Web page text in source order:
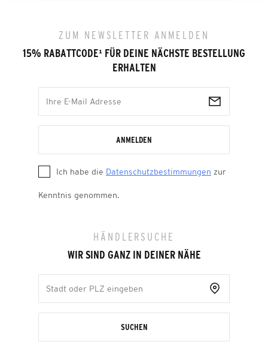
ZUM NEWSLETTER ANMELDEN
15% RABATTCODE¹ FÜR DEINE NÄCHSTE BESTELLUNG
ERHALTEN
ANMELDEN
Ich habe die Datenschutzbestimmungen zur
Kenntnis genommen.
HÄNDLERSUCHE
WIR SIND GANZ IN DEINER NÄHE
SUCHEN